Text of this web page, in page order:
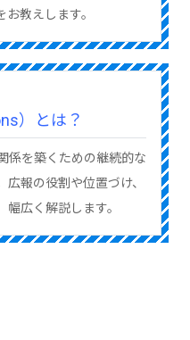
教えします。
）とは？
係を築くための継続的な
報の役割や位置づけ、
広く解説します。